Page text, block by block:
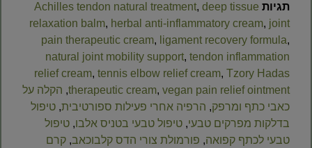
תגיות
Achilles tendon natural treatment, deep tissue
relaxation balm, herbal anti-inflammatory cream, joint
pain therapeutic cream, ligament recovery formula,
natural joint mobility support, tendon inflammation
relief cream, tennis elbow relief cream, Tzory Hadas
therapeutic cream, vegan pain relief ointment
, הקלה על
כאבי כתף ומרפק, הרפיה אחרי פעילות ספורטיבית, טיפול
בדלקות מפרקים טבעי, טיפול טבעי בטניס אלבו, טיפול
טבעי לכתף קפואה, פורמולת צורי הדס קלבוכאב, קרם